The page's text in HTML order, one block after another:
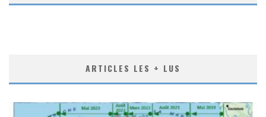
ARTICLES LES + LUS